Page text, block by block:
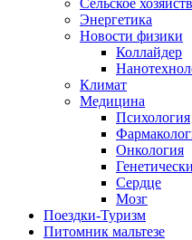
Энергетика
Новости физики
Коллайдер
Климат
Медицина
Психология
Онкология
Сердце
Мозг
Поездки-Туризм
Питомник мальтезе